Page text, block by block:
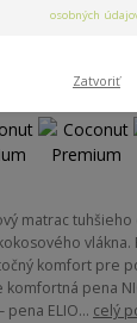
matrac
vlákna.
komfort pre
pena
pena ELIO... celý
osobných
Zatvoriť